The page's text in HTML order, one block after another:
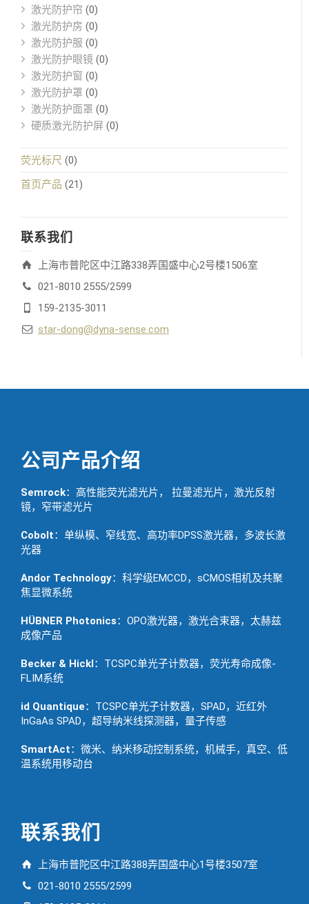
激光防护帘 (0)
激光防护房 (0)
激光防护服 (0)
激光防护眼镜 (0)
激光防护窗 (0)
激光防护罩 (0)
激光防护面罩 (0)
硬质激光防护屏 (0)
荧光标尺 (0)
首页产品 (21)
联系我们
上海市普陀区中江路338弄国盛中心2号楼1506室
021-8010 2555/2599
159-2135-3011
star-dong@dyna-sense.com
公司产品介绍
Semrock：高性能荧光滤光片， 拉曼滤光片，激光反射
镜，窄带滤光片
Cobolt：单纵模、窄线宽、高功率DPSS激光器，多波长激
光器
Andor Technology：科学级EMCCD，sCMOS相机及共聚
焦显微系统
HÜBNER Photonics：OPO激光器，激光合束器，太赫兹
成像产品
Becker & Hickl：TCSPC单光子计数器，荧光寿命成像-
FLIM系统
id Quantique：TCSPC单光子计数器，SPAD，近红外
InGaAs SPAD，超导纳米线探测器，量子传感
SmartAct：微米、纳米移动控制系统，机械手，真空、低
温系统用移动台
联系我们
上海市普陀区中江路388弄国盛中心1号楼3507室
021-8010 2555/2599